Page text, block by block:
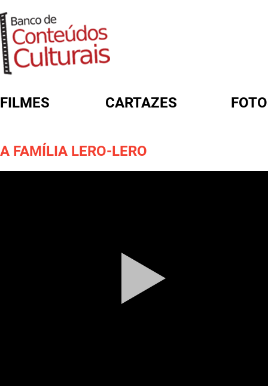
FILMES CARTAZES
A FAMÍLIA LERO-LERO